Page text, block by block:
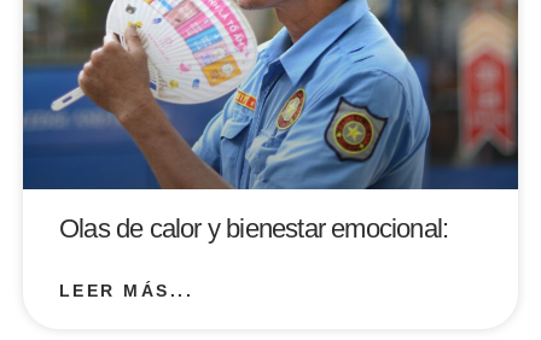
Olas de calor y bienestar emocional:
LEER MÁS...